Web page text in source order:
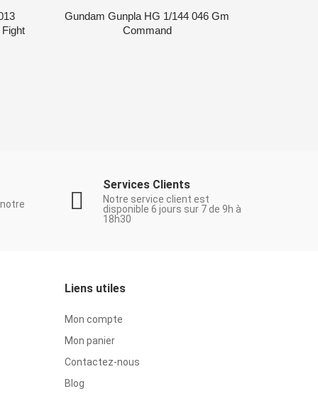
Gundam Gunpla HG 1/144 046 Gm
Command
Services Clients
Notre service client est
disponible 6 jours sur 7 de 9h à
18h30
Liens utiles
Mon compte
Mon panier
Contactez-nous
Blog